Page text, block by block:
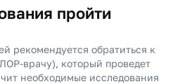
пройти
рекомендуется обратиться к
врачу), который проведет
необходимые исследования